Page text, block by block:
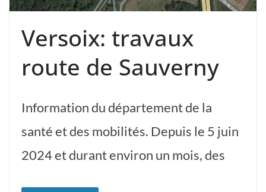
Versoix: travaux
route de Sauverny
Information du département de la
santé et des mobilités. Depuis le 5 juin
2024 et durant environ un mois, des